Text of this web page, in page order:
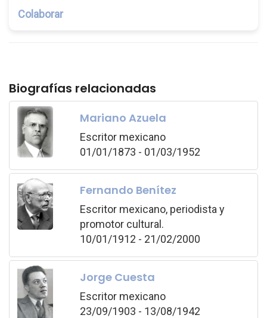
Colaborar
Biografías relacionadas
Mariano Azuela
Escritor mexicano
01/01/1873 - 01/03/1952
Fernando Benítez
Escritor mexicano, periodista y
promotor cultural.
10/01/1912 - 21/02/2000
Jorge Cuesta
Escritor mexicano
23/09/1903 - 13/08/1942